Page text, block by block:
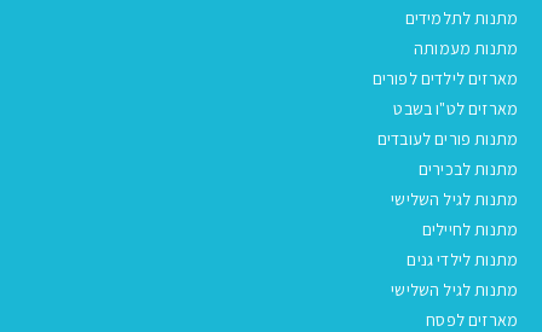
מתנות לתלמידים
מתנות מעמותה
מארזים לילדים לפורים
מארזים לט"ו בשבט
מתנות פורים לעובדים
מתנות לבכירים
מתנות לגיל השלישי
מתנות לחיילים
מתנות לילדי גנים
מתנות לגיל השלישי
מארזים לפסח